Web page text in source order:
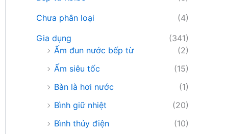
Chưa phân loại
(4)
Gia dụng
(341)
Ấm đun nước bếp từ
(2)
Ấm siêu tốc
(15)
Bàn là hơi nước
(1)
Bình giữ nhiệt
(20)
Bình thủy điện
(10)